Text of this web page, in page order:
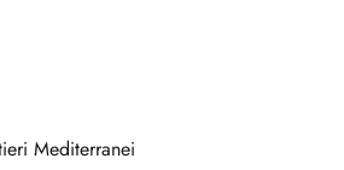
Mediterranei